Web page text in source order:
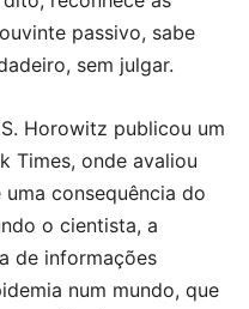
passivo, sabe
sem julgar.
Horowitz publicou um
Times, onde avaliou
consequência do
o cientista, a
de informações
num mundo, que